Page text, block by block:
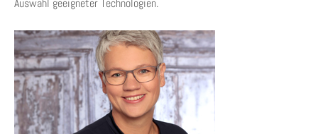
Auswahl geeigneter Technologien.